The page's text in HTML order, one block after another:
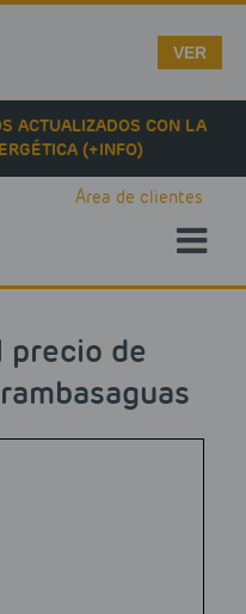
ACTUALIZADOS CON LA
(+INFO)
Área de clientes
precio de
VER